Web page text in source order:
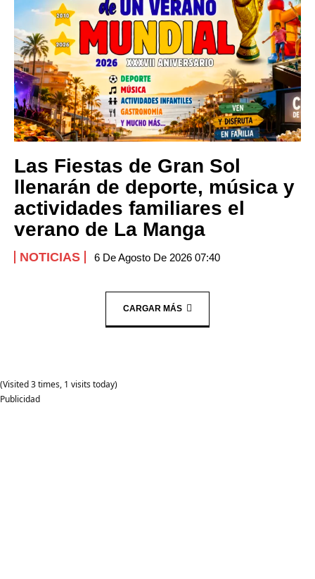
Las Fiestas de Gran Sol
llenarán de deporte, música y
actividades familiares el
verano de La Manga
NOTICIAS 6 De Agosto De 2026 07:40
CARGAR MÁS
(Visited 3 times, 1 visits today)
Publicidad